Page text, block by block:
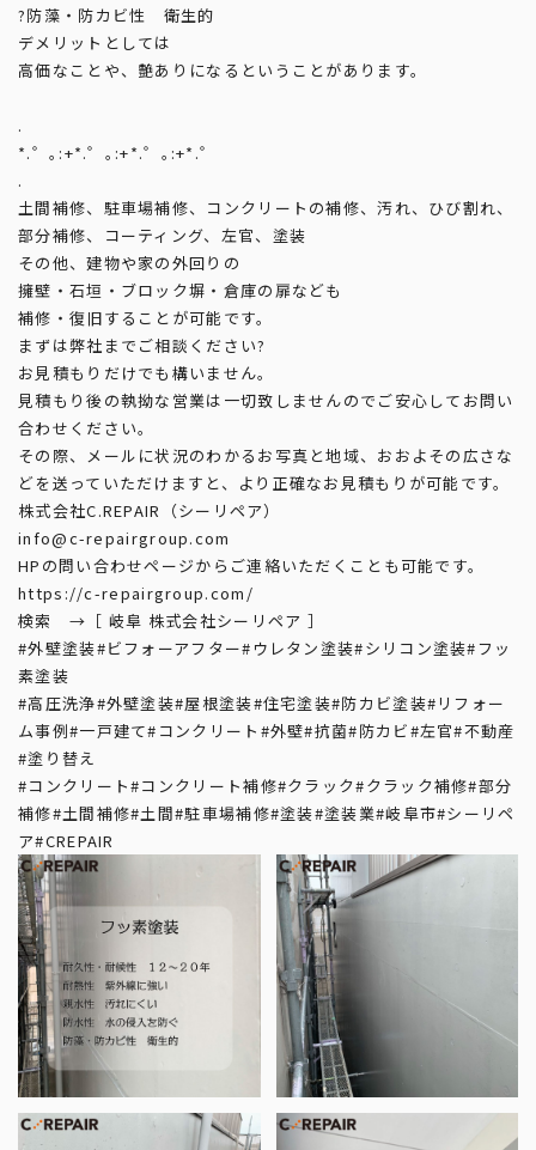
?防藻・防カビ性 衛生的
デメリットとしては
高価なことや、艶ありになるということがあります。
.
*.゜｡:+*.゜｡:+*.゜｡:+*.゜
.
土間補修、駐車場補修、コンクリートの補修、汚れ、ひび割れ、
部分補修、コーティング、左官、塗装
その他、建物や家の外回りの
擁壁・石垣・ブロック塀・倉庫の扉なども
補修・復旧することが可能です。
まずは弊社までご相談ください?
お見積もりだけでも構いません。
見積もり後の執拗な営業は一切致しませんのでご安心してお問い
合わせください。
その際、メールに状況のわかるお写真と地域、おおよその広さな
どを送っていただけますと、より正確なお見積もりが可能です。
株式会社C.REPAIR（シーリペア）
info@c-repairgroup.com
HPの問い合わせページからご連絡いただくことも可能です。
https://c-repairgroup.com/
検索 →［ 岐阜 株式会社シーリペア ］
#外壁塗装#ビフォーアフター#ウレタン塗装#シリコン塗装#フッ
素塗装
#高圧洗浄#外壁塗装#屋根塗装#住宅塗装#防カビ塗装#リフォー
ム事例#一戸建て#コンクリート #外壁#抗菌#防カビ#左官#不動産
#塗り替え
#コンクリート#コンクリート補修#クラック#クラック補修#部分
補修#土間補修#土間#駐車場補修#塗装#塗装業#岐阜市#シーリペ
ア#CREPAIR